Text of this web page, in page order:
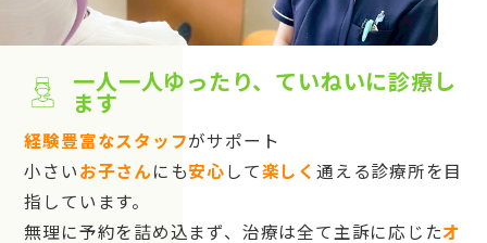
一人一人ゆったり、ていねいに診療し
ます
経験豊富なスタッフがサポート
小さいお子さんにも安心して楽しく 通える診療所を目
指しています。
無理に予約を詰め込まず、治療は全て主訴に応じたオ